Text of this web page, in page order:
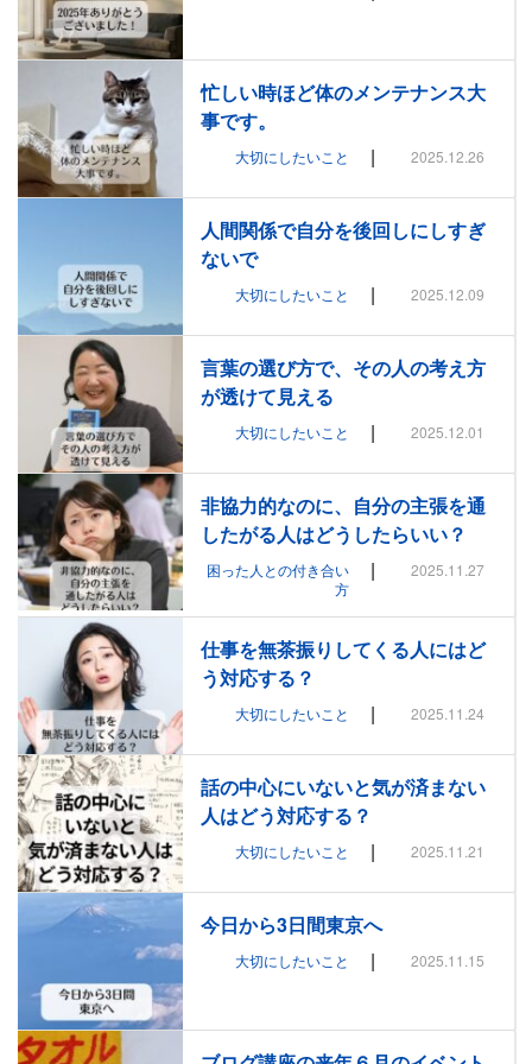
忙しい時ほど体のメンテナンス大
事です。
大切にしたいこと | 2025.12.26
人間関係で自分を後回しにしすぎ
ないで
大切にしたいこと | 2025.12.09
言葉の選び方で、その人の考え方
が透けて見える
大切にしたいこと | 2025.12.01
非協力的なのに、自分の主張を通
したがる人はどうしたらいい？
困った人との付き合い
方
| 2025.11.27
仕事を無茶振りしてくる人にはど
う対応する？
大切にしたいこと | 2025.11.24
話の中心にいないと気が済まない
人はどう対応する？
大切にしたいこと | 2025.11.21
今日から3日間東京へ
大切にしたいこと | 2025.11.15